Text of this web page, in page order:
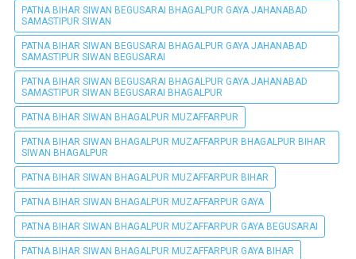
PATNA BIHAR SIWAN BEGUSARAI BHAGALPUR GAYA JAHANABAD
SAMASTIPUR SIWAN
PATNA BIHAR SIWAN BEGUSARAI BHAGALPUR GAYA JAHANABAD
SAMASTIPUR SIWAN BEGUSARAI
PATNA BIHAR SIWAN BEGUSARAI BHAGALPUR GAYA JAHANABAD
SAMASTIPUR SIWAN BEGUSARAI BHAGALPUR
PATNA BIHAR SIWAN BHAGALPUR MUZAFFARPUR
PATNA BIHAR SIWAN BHAGALPUR MUZAFFARPUR BHAGALPUR BIHAR
SIWAN BHAGALPUR
PATNA BIHAR SIWAN BHAGALPUR MUZAFFARPUR BIHAR
PATNA BIHAR SIWAN BHAGALPUR MUZAFFARPUR GAYA
PATNA BIHAR SIWAN BHAGALPUR MUZAFFARPUR GAYA BEGUSARAI
PATNA BIHAR SIWAN BHAGALPUR MUZAFFARPUR GAYA BIHAR